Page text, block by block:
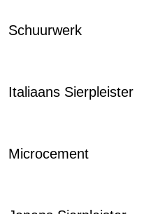
Schuurwerk
Italiaans Sierpleister
Microcement